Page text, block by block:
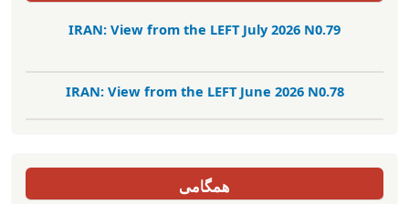
IRAN: View from the LEFT July 2026 N0.79
IRAN: View from the LEFT June 2026 N0.78
همگامی